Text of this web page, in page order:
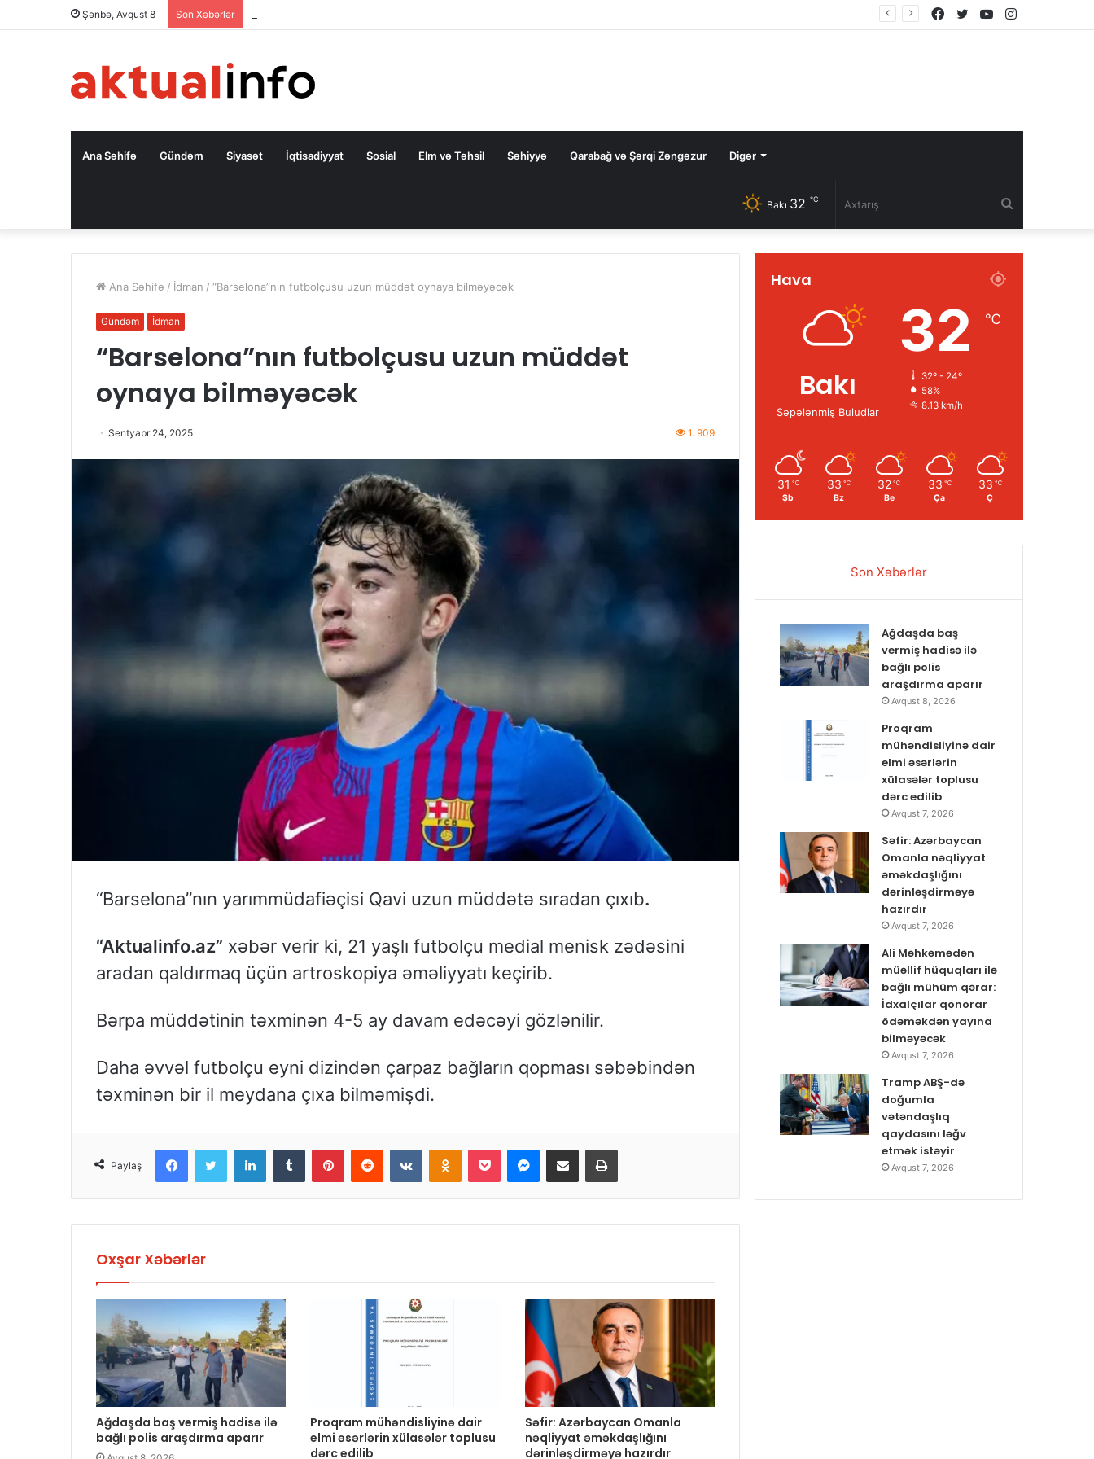
Şənbə, Avqust 8 Son Xəbərlər YouTube
Twitter
Facebook
Ana Səhifə Gündəm Siyasət İqtisadiyyat Sosial Elm və Təhsil Səhiyyə Qarabağ və Şərqi Zəngəzur Digər
Bakı 32 ℃
Ana Səhifə / İdman / “Barselona”nın futbolçusu uzun müddət oynaya bilməyəcək
Gündəm İdman
“Barselona”nın futbolçusu uzun müddət
oynaya bilməyəcək
Sentyabr 24, 2025 1. 909
“Barselona”nın yarımmüdafiəçisi Qavi uzun müddətə sıradan çıxıb.
“Aktualinfo.az” xəbər verir ki, 21 yaşlı futbolçu medial menisk zədəsini
aradan qaldırmaq üçün artroskopiya əməliyyatı keçirib.
Bərpa müddətinin təxminən 4-5 ay davam edəcəyi gözlənilir.
Daha əvvəl futbolçu eyni dizindən çarpaz bağların qopması səbəbindən
təxminən bir il meydana çıxa bilməmişdi.
Paylaş
Oxşar Xəbərlər
Ağdaşda baş vermiş hadisə ilə
bağlı polis araşdırma aparır
Proqram mühəndisliyinə dair
elmi əsərlərin xülasələr toplusu
dərc edilib
Səfir: Azərbaycan Omanla
nəqliyyat əməkdaşlığını
dərinləşdirməyə hazırdır
Hava
Bakı
Səpələnmiş Buludlar
32 ℃
32º - 24º
58%
8.13 km/h
31 ℃
Şb
33 ℃
Bz
32 ℃
Be
33 ℃
Ça
33 ℃
Ç
Son Xəbərlər
Ağdaşda baş
vermiş hadisə ilə
bağlı polis
araşdırma aparır
Avqust 8, 2026
Proqram
mühəndisliyinə dair
elmi əsərlərin
xülasələr toplusu
dərc edilib
Avqust 7, 2026
Səfir: Azərbaycan
Omanla nəqliyyat
əməkdaşlığını
dərinləşdirməyə
hazırdır
Avqust 7, 2026
Ali Məhkəmədən
müəllif hüquqları ilə
bağlı mühüm qərar:
İdxalçılar qonorar
ödəməkdən yayına
bilməyəcək
Avqust 7, 2026
Tramp ABŞ-də
doğumla
vətəndaşlıq
qaydasını ləğv
etmək istəyir
Avqust 7, 2026